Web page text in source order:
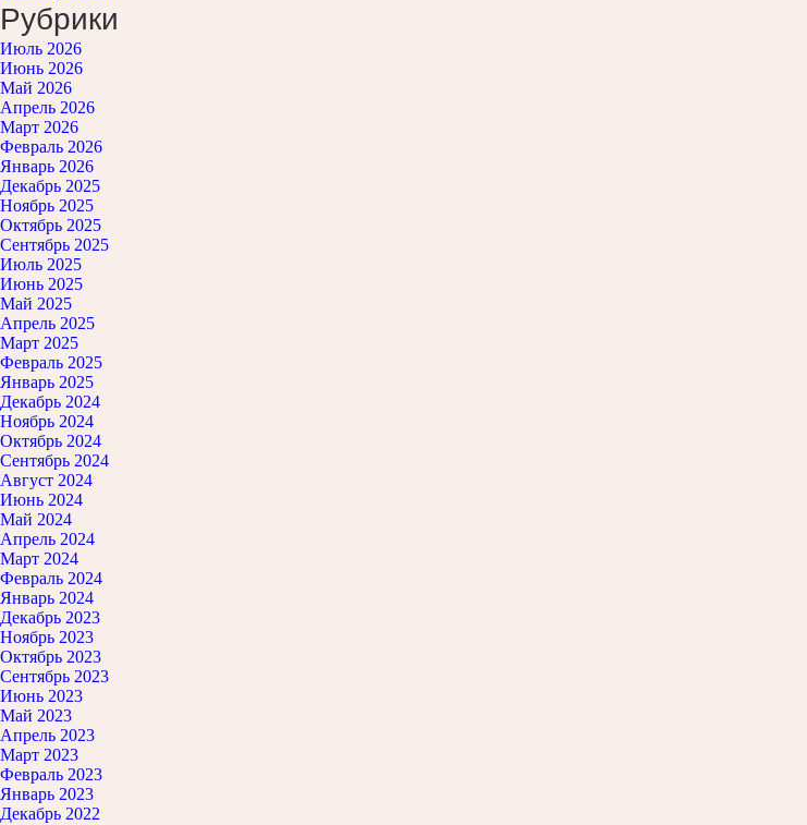
Рубрики
Июль 2026
Июнь 2026
Май 2026
Апрель 2026
Март 2026
Февраль 2026
Январь 2026
Декабрь 2025
Ноябрь 2025
Октябрь 2025
Сентябрь 2025
Июль 2025
Июнь 2025
Май 2025
Апрель 2025
Март 2025
Февраль 2025
Январь 2025
Декабрь 2024
Ноябрь 2024
Октябрь 2024
Сентябрь 2024
Август 2024
Июнь 2024
Май 2024
Апрель 2024
Март 2024
Февраль 2024
Январь 2024
Декабрь 2023
Ноябрь 2023
Октябрь 2023
Сентябрь 2023
Июнь 2023
Май 2023
Апрель 2023
Март 2023
Февраль 2023
Январь 2023
Декабрь 2022